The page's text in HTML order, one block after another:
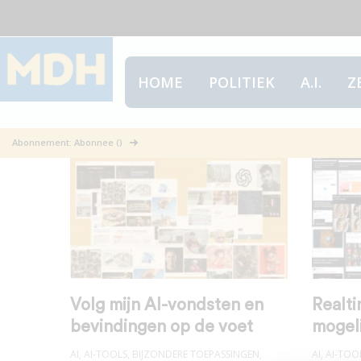
HOME POLITIEK A.I.
Abonnement: Abonnee ()
Microsoft/Google/Apple
Volg mijn AI-vondsten en
bevindingen op de voet
AI, AI-TOOLS, BIJZONDERE TOEPASSINGEN,
AI, AI-